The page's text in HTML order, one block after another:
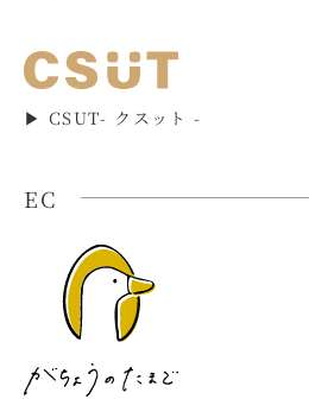
▶︎ CSUT- クスット -
EC